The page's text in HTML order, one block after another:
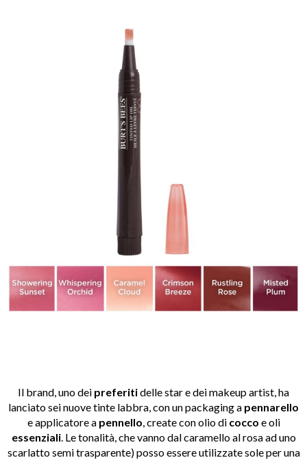
Il brand, uno dei preferitidelle star e dei makeup artist, ha
lanciato sei nuove tinte labbra, con un packaging a pennarello
e applicatore apennello, create con olio di cocco e oli
essenziali. Le tonalità, che vanno dal caramello al rosa ad uno
scarlatto semi trasparente) posso essere utilizzate sole per una